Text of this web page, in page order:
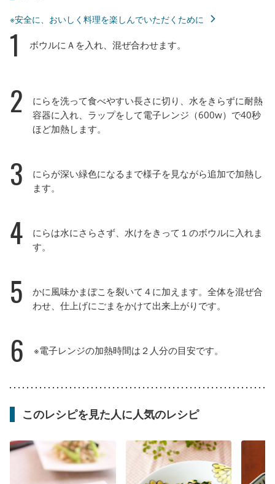
※安全に、おいしく料理を楽しんでいただくために
1 ボウルにＡを入れ、混ぜ合わせます。
2
にらを洗って食べやすい長さに切り、水をきらずに耐熱
容器に入れ、ラップをして電子レンジ（600w）で40秒
ほど加熱します。
3
にらが深い緑色になるまで様子を見ながら追加で加熱し
ます。
4
にらは水にさらさず、水けをきって１のボウルに入れま
す。
5
かに風味かまぼこを裂いて４に加えます。全体を混ぜ合
わせ、仕上げにごまをかけて出来上がりです。
6 ※電子レンジの加熱時間は２人分の目安です。
このレシピを見た人に人気のレシピ